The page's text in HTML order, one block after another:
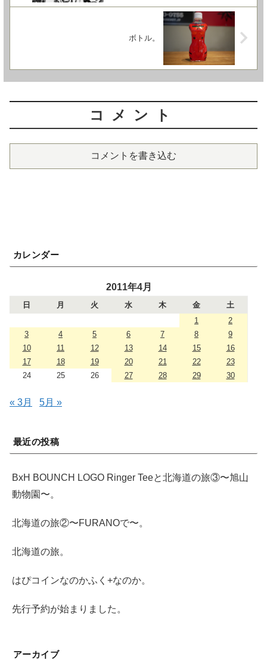
ボトル。
コメント
コメントを書き込む
カレンダー
2011年4月
日 月 火 水 木 金
土
1
2
3
4 5 6 7 8
9
10
11 12 13 14 15
16
17
18 19 20 21 22
23
24
25 26 27 28 29 30
« 3月 5月 »
最近の投稿
BxH BOUNCH LOGO Ringer Teeと北海道の旅③〜旭山
動物園〜。
北海道の旅②〜FURANOで〜。
北海道の旅。
はぴコインなのかふく+なのか。
先行予約が始まりました。
アーカイブ